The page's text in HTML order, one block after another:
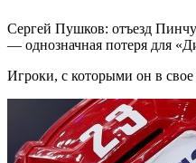
Сергей Пушков: отъезд
— однозначная потеря для
Игроки, с которыми он в свое